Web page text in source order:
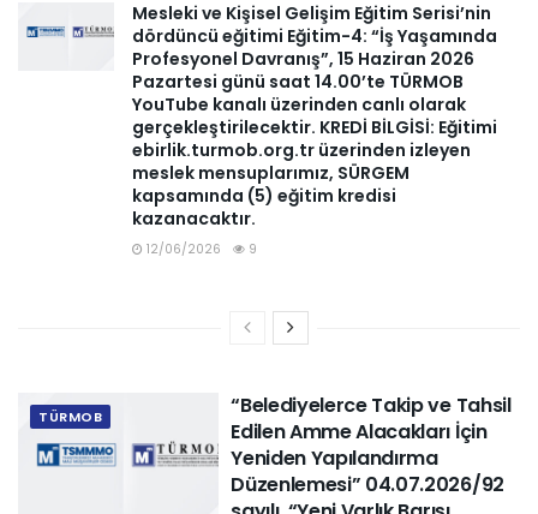
Mesleki ve Kişisel Gelişim Eğitim Serisi’nin
dördüncü eğitimi Eğitim-4: “İş Yaşamında
Profesyonel Davranış”, 15 Haziran 2026
Pazartesi günü saat 14.00’te TÜRMOB
YouTube kanalı üzerinden canlı olarak
gerçekleştirilecektir. KREDİ BİLGİSİ: Eğitimi
ebirlik.turmob.org.tr üzerinden izleyen
meslek mensuplarımız, SÜRGEM
kapsamında (5) eğitim kredisi
kazanacaktır.
12/06/2026 9
TÜRMOB
“Belediyelerce Takip ve Tahsil
Edilen Amme Alacakları İçin
Yeniden Yapılandırma
Düzenlemesi” 04.07.2026/92